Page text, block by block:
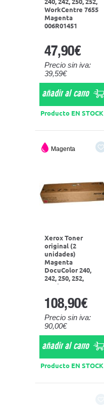
Producto EN STOCK
240, 242, 250, 252,
WorkCentre 7655
Magenta
006R01451
47,90€
Precio sin iva:
39,59€
añadir al carro
Producto EN STOCK
Magenta
Xerox Toner
original (2
unidades)
Magenta
DocuColor 240,
242, 250, 252,
WorkCentre 7655
108,90€
Precio sin iva:
90,00€
añadir al carro